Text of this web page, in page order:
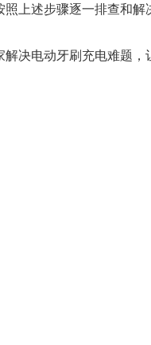
上述步骤逐一排查和解
决电动牙刷充电难题